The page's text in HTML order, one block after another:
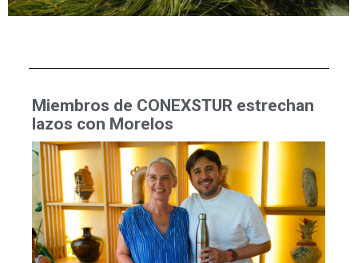
Miembros de CONEXSTUR estrechan
lazos con Morelos